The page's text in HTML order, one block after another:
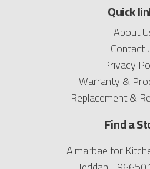
Quick
About
Contact
Privacy
Warranty &
Replacement &
Find a
Almarbae for